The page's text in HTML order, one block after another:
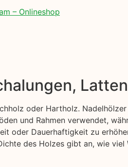
– Onlineshop
Latten
oder Hartholz.
und Rahmen verwendet,
oder Dauerhaftigkeit zu
des Holzes gibt an, wie